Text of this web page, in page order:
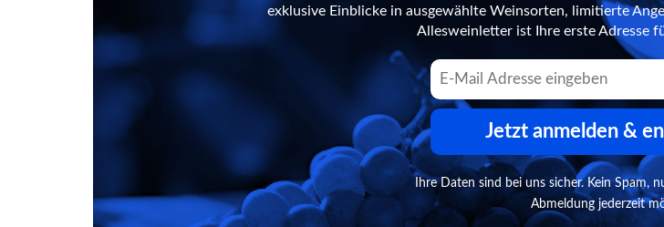
exklusive Einblicke in ausgewählte Weinsorten, limitierte
Allesweinletter ist Ihre erste Adresse
Jetzt anmelden &
Ihre Daten sind bei uns sicher. Kein Spam,
Abmeldung jederzeit